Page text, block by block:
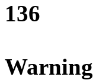
136
Warning